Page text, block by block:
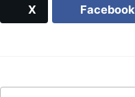
X Facebook